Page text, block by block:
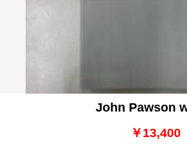
John Pawson
￥13,400